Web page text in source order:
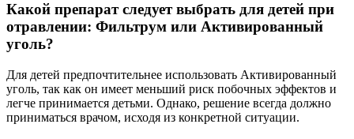
Какой препарат следует выбрать для детей при
отравлении: Фильтрум или Активированный
уголь?
Для детей предпочтительнее использовать Активированный
уголь, так как он имеет меньший риск побочных эффектов и
легче принимается детьми. Однако, решение всегда должно
приниматься врачом, исходя из конкретной ситуации.